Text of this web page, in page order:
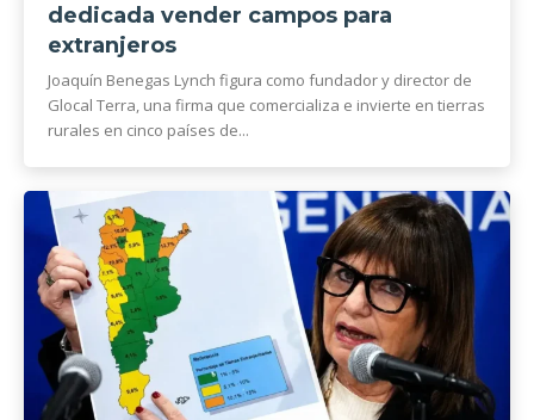
dedicada vender campos para
extranjeros
Joaquín Benegas Lynch figura como fundador y director de
Glocal Terra, una firma que comercializa e invierte en tierras
rurales en cinco países de...